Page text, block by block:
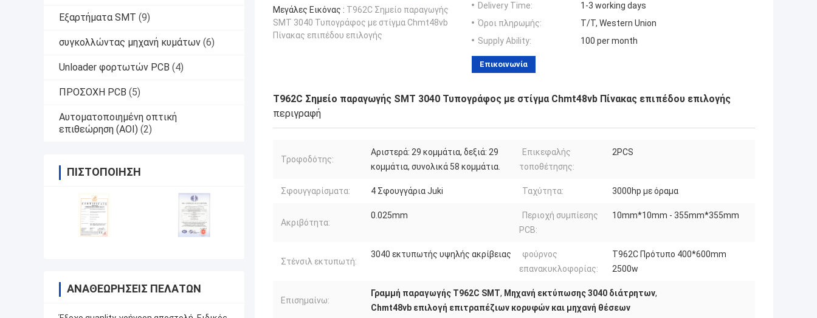
Εξαρτήματα SMT (9)
συγκολλώντας μηχανή κυμάτων (6)
Unloader φορτωτών PCB (4)
ΠΡΟΣΟΧΗ PCB (5)
Αυτοματοποιημένη οπτική
επιθεώρηση (AOI) (2)
ΠΙΣΤΟΠΟΊΗΣΗ
ΑΝΑΘΕΩΡΉΣΕΙΣ ΠΕΛΑΤΏΝ
Μεγάλες Εικόνας : T962C Σημείο παραγωγής
SMT 3040 Τυπογράφος με στίγμα Chmt48vb
Πίνακας επιπέδου επιλογής
Delivery Time:
1-3 working days
Όροι πληρωμής:
T/T, Western Union
Supply Ability:
100 per month
Επικοινωνία
T962C Σημείο παραγωγής SMT 3040 Τυπογράφος με στίγμα Chmt48vb Πίνακας επιπέδου επιλογής
περιγραφή
Τροφοδότης:
Αριστερά: 29 κομμάτια, δεξιά: 29
κομμάτια, συνολικά 58 κομμάτια.
Επικεφαλής
τοποθέτησης:
2PCS
Σφουγγαρίσματα: 4 Σφουγγάρια Juki Ταχύτητα: 3000hp με όραμα
Ακριβότητα:
0.025mm
Περιοχή συμπίεσης
PCB:
10mm*10mm - 355mm*355mm
Στένσιλ εκτυπωτή:
3040 εκτυπωτής υψηλής ακρίβειας
φούρνος
επανακυκλοφορίας:
T962C Πρότυπο 400*600mm
2500w
Επισημαίνω:
Γραμμή παραγωγής T962C SMT, Μηχανή εκτύπωσης 3040 διάτρητων,
Chmt48vb επιλογή επιτραπέζιων κορυφών και μηχανή θέσεων